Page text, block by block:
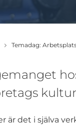
Temadag:
är det i själva